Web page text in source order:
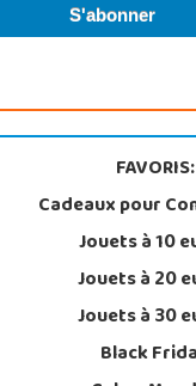
FAVORIS:
Cadeaux pour
Jouets à 10
Jouets à 20
Jouets à 30
Black